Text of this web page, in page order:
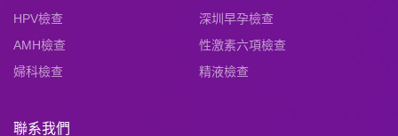
HPV檢查
深圳早孕檢查
AMH檢查
性激素六項檢查
婦科檢查
精液檢查
聯系我們